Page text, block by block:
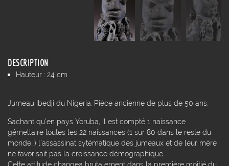
DESCRIPTION
Hauteur : 24 cm
Jumeau Ibedji du Nigeria. Pièce ancienne de plus de 50 ans.
Sachant qu'en pays Yoruba, il est compté 1 naissance
gémellaire toutes les 22 naissances (1 sur 80 dans le reste du
monde...) l'assassinat sytématique des jumeaux et de leur mère
ne favorisait pas la croissance démographique.
Cette attitude changea brutalement dans la première moitié du